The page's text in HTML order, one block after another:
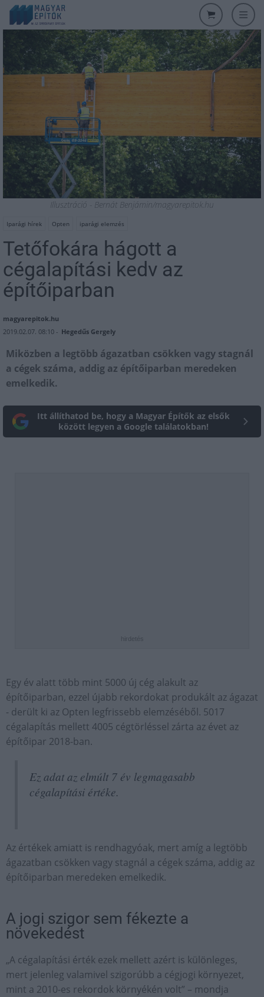
Illusztráció - Bernát Benjámin/magyarepitok.hu
Iparági hírek Opten iparági elemzés
Tetőfokára hágott a
cégalapítási kedv az
építőiparban
magyarepitok.hu
2019.02.07. 08:10 - Hegedűs Gergely
Miközben a legtöbb ágazatban csökken vagy stagnál
a cégek száma, addig az építőiparban meredeken
emelkedik.
Itt állíthatod be, hogy a Magyar Építők az elsők
között legyen a Google találatokban!
hirdetés
Egy év alatt több mint 5000 új cég alakult az
építőiparban, ezzel újabb rekordokat produkált az ágazat
- derült ki az Opten legfrissebb elemzéséből. 5017
cégalapítás mellett 4005 cégtörléssel zárta az évet az
építőipar 2018-ban.
Ez adat az elmúlt 7 év legmagasabb
cégalapítási értéke.
Az értékek amiatt is rendhagyóak, mert amíg a legtöbb
ágazatban csökken vagy stagnál a cégek száma, addig az
építőiparban meredeken emelkedik.
A jogi szigor sem fékezte a
növekedést
„A cégalapítási érték ezek mellett azért is különleges,
mert jelenleg valamivel szigorúbb a cégjogi környezet,
mint a 2010-es rekordok környékén volt” – mondja